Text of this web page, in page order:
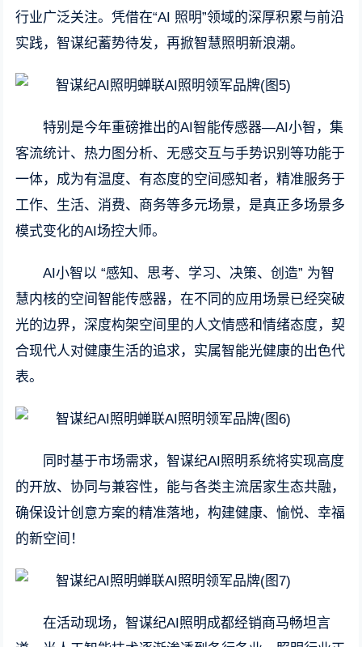
行业广泛关注。凭借在“AI 照明”领域的深厚积累与前沿
实践，智谋纪蓄势待发，再掀智慧照明新浪潮。
特别是今年重磅推出的AI智能传感器—AI小智，集
客流统计、热力图分析、无感交互与手势识别等功能于
一体，成为有温度、有态度的空间感知者，精准服务于
工作、生活、消费、商务等多元场景，是真正多场景多
模式变化的AI场控大师。
AI小智以 “感知、思考、学习、决策、创造” 为智
慧内核的空间智能传感器，在不同的应用场景已经突破
光的边界，深度构架空间里的人文情感和情绪态度，契
合现代人对健康生活的追求，实属智能光健康的出色代
表。
同时基于市场需求，智谋纪AI照明系统将实现高度
的开放、协同与兼容性，能与各类主流居家生态共融，
确保设计创意方案的精准落地，构建健康、愉悦、幸福
的新空间！
在活动现场，智谋纪AI照明成都经销商马畅坦言